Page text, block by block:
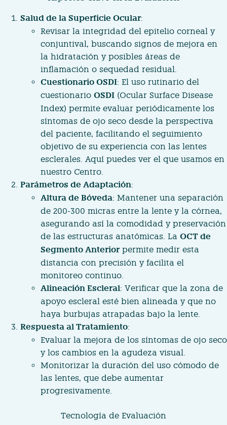
Salud de la Superficie Ocular:
Revisar la integridad del epitelio corneal y
conjuntival, buscando signos de mejora en
la hidratación y posibles áreas de
inflamación o sequedad residual.
Cuestionario OSDI: El uso rutinario del
cuestionario OSDI (Ocular Surface Disease
Index) permite evaluar periódicamente los
síntomas de ojo seco desde la perspectiva
del paciente, facilitando el seguimiento
objetivo de su experiencia con las lentes
esclerales. Aquí puedes ver el que usamos en
nuestro Centro.
Parámetros de Adaptación:
Altura de Bóveda: Mantener una separación
de 200-300 micras entre la lente y la córnea,
asegurando así la comodidad y preservación
de las estructuras anatómicas. La OCT de
Segmento Anteriorpermite medir esta
distancia con precisión y facilita el
monitoreo continuo.
Alineación Escleral: Verificar que la zona de
apoyo escleral esté bien alineada y que no
haya burbujas atrapadas bajo la lente.
Respuesta al Tratamiento:
Evaluar la mejora de los síntomas de ojo seco
y los cambios en la agudeza visual.
Monitorizar la duración del uso cómodo de
las lentes, que debe aumentar
progresivamente.
Tecnología de Evaluación